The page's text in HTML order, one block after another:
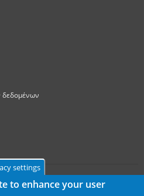
δεδομένων
settings
to enhance your user